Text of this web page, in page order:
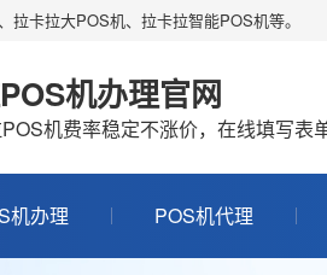
卡拉大POS机、拉卡拉智能POS机等。
机办理官网
机费率稳定不涨价，在线填写表
机办理 POS机代理